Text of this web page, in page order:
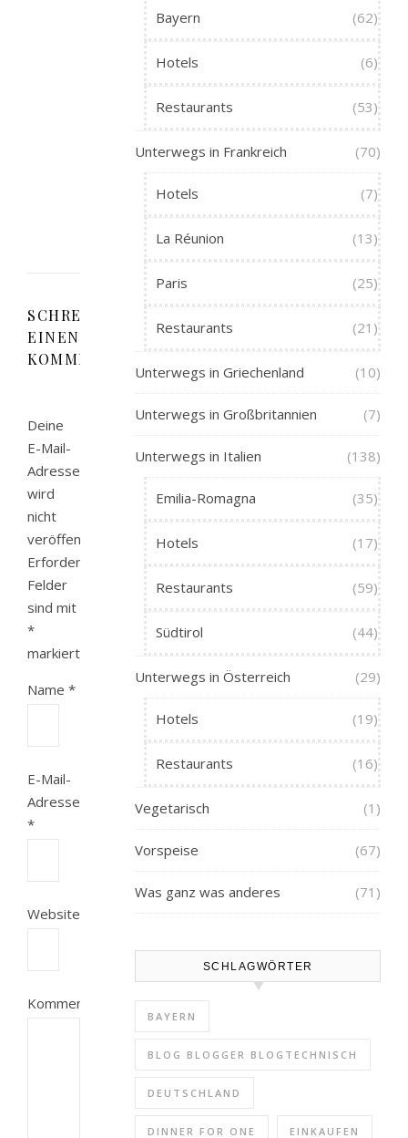
Geschmackstest
SCHREIBE
EINEN
KOMMENTAR
Deine
E-Mail-
Adresse
wird
nicht
veröffentlicht.
Erforderliche
Felder
sind mit
*
markiert
Name *
E-Mail-
Adresse
*
Website
Kommentar
Bayern (62)
Hotels (6)
Restaurants (53)
Unterwegs in Frankreich (70)
Hotels (7)
La Réunion (13)
Paris (25)
Restaurants (21)
Unterwegs in Griechenland (10)
Unterwegs in Großbritannien (7)
Unterwegs in Italien (138)
Emilia-Romagna (35)
Hotels (17)
Restaurants (59)
Südtirol (44)
Unterwegs in Österreich (29)
Hotels (19)
Restaurants (16)
Vegetarisch (1)
Vorspeise (67)
Was ganz was anderes (71)
SCHLAGWÖRTER
BAYERN
BLOG BLOGGER BLOGTECHNISCH
DEUTSCHLAND
DINNER FOR ONE EINKAUFEN